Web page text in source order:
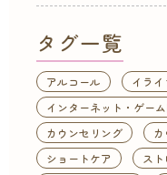
タグ一覧
アルコール
イラ
インターネット・ゲー
カウンセリング
ショートケア
スト